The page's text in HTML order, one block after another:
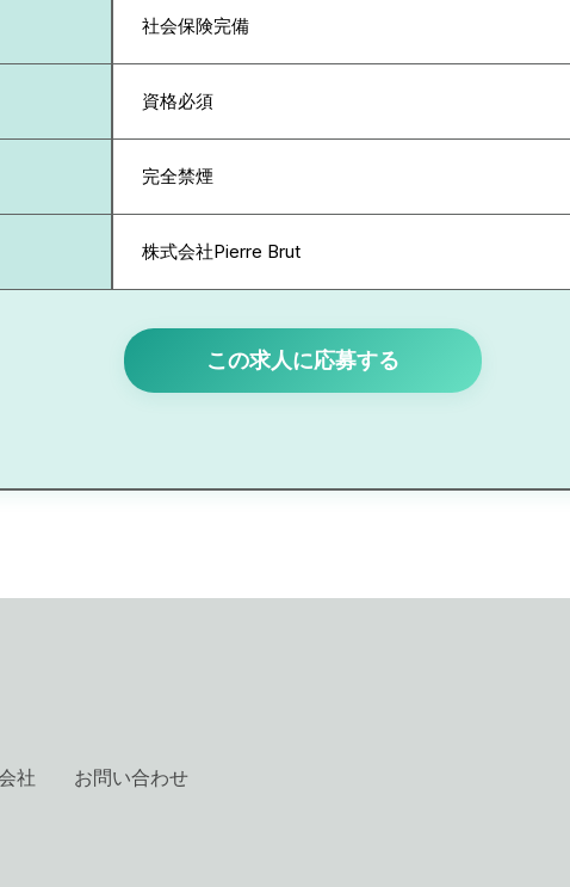
社会保険完備
資格必須
完全禁煙
株式会社Pierre Brut
この求人に応募する
社 お問い合わせ